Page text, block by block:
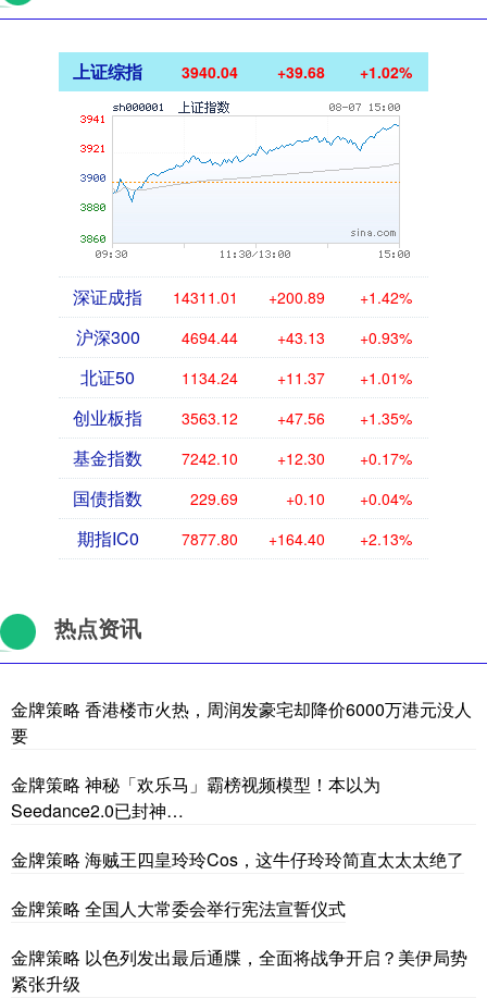
上证综指 3940.04 +39.68 +1.02%
深证成指 14311.01 +200.89 +1.42%
沪深300 4694.44 +43.13 +0.93%
北证50 1134.24 +11.37 +1.01%
创业板指 3563.12 +47.56 +1.35%
基金指数 7242.10 +12.30 +0.17%
国债指数 229.69 +0.10 +0.04%
期指IC0 7877.80 +164.40 +2.13%
热点资讯
金牌策略 香港楼市火热，周润发豪宅却降价6000万港元没人
要
金牌策略 神秘「欢乐马」霸榜视频模型！本以为
Seedance2.0已封神…
金牌策略 海贼王四皇玲玲Cos，这牛仔玲玲简直太太太绝了
金牌策略 全国人大常委会举行宪法宣誓仪式
金牌策略 以色列发出最后通牒，全面将战争开启？美伊局势
紧张升级